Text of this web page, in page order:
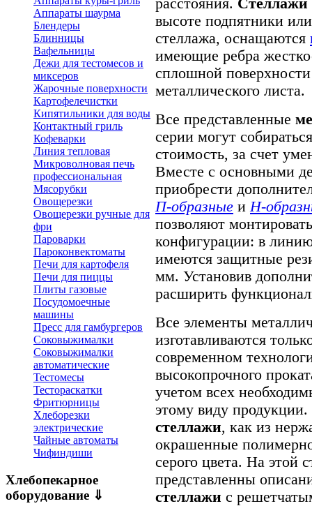
Аппараты шаурма
Блендеры
Блинницы
Вафельницы
Дежи для тестомесов и
миксеров
Жарочные поверхности
Картофелечистки
Кипятильники для воды
Контактный гриль
Кофеварки
Линия тепловая
Микроволновая печь
профессиональная
Мясорубки
Овощерезки
Овощерезки ручные для
фри
Пароварки
Пароконвектоматы
Печи для картофеля
Печи для пиццы
Плиты газовые
Посудомоечные
машины
Пресс для гамбургеров
Соковыжималки
Соковыжималки
автоматические
Тестомесы
Тестораскатки
Фритюрницы
Хлеборезки
электрические
Чайные автоматы
Чифиндиши
Хлебопекарное
оборудование ⇓
высоте подпятники
стеллажа, оснащаются
имеющие ребра
сплошной
металлического листа.
Все представленные
серии могут
стоимость, за счет
Вместе с основными
приобрести
П-образные и Н-
позволяют
конфигурации: в
имеются защитные
мм. Установив
расширить
Все элементы
изготавливаются
современном
высокопрочного
учетом всех
этому виду
стеллажи, как из
окрашенные
серого цвета. На этой
представленны
стеллажи с